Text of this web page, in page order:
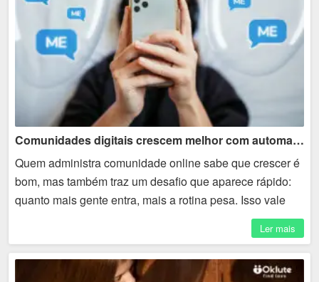
Comunidades digitais crescem melhor com automação
Quem administra comunidade online sabe que crescer é
bom, mas também traz um desafio que aparece rápido:
quanto mais gente entra, mais a rotina pesa. Isso vale
para diferentes plataformas, inclusive ambientes...
Ler mais